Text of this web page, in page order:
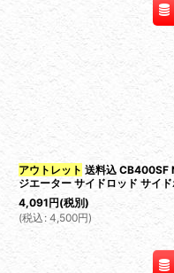
アウトレット 送料込 CB400SF
ジエーター サイドロッド サイ
4,091円(税別)
(税込 : 4,500円)